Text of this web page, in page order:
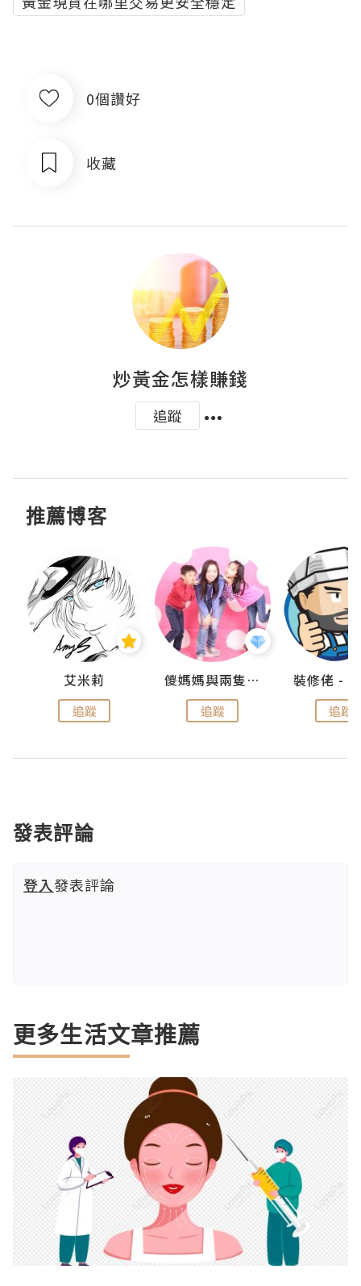
0個讚好
收藏
炒黃金怎樣賺錢
追蹤
推薦博客
艾米莉
追蹤
儍媽媽與兩隻小魔怪之家
追蹤 追蹤
發表評論
登入發表評論
更多生活文章推薦